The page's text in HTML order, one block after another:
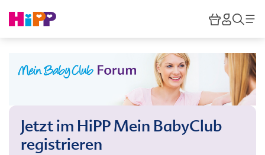
HiPP
Jetzt im HiPP Mein BabyClub
registrieren